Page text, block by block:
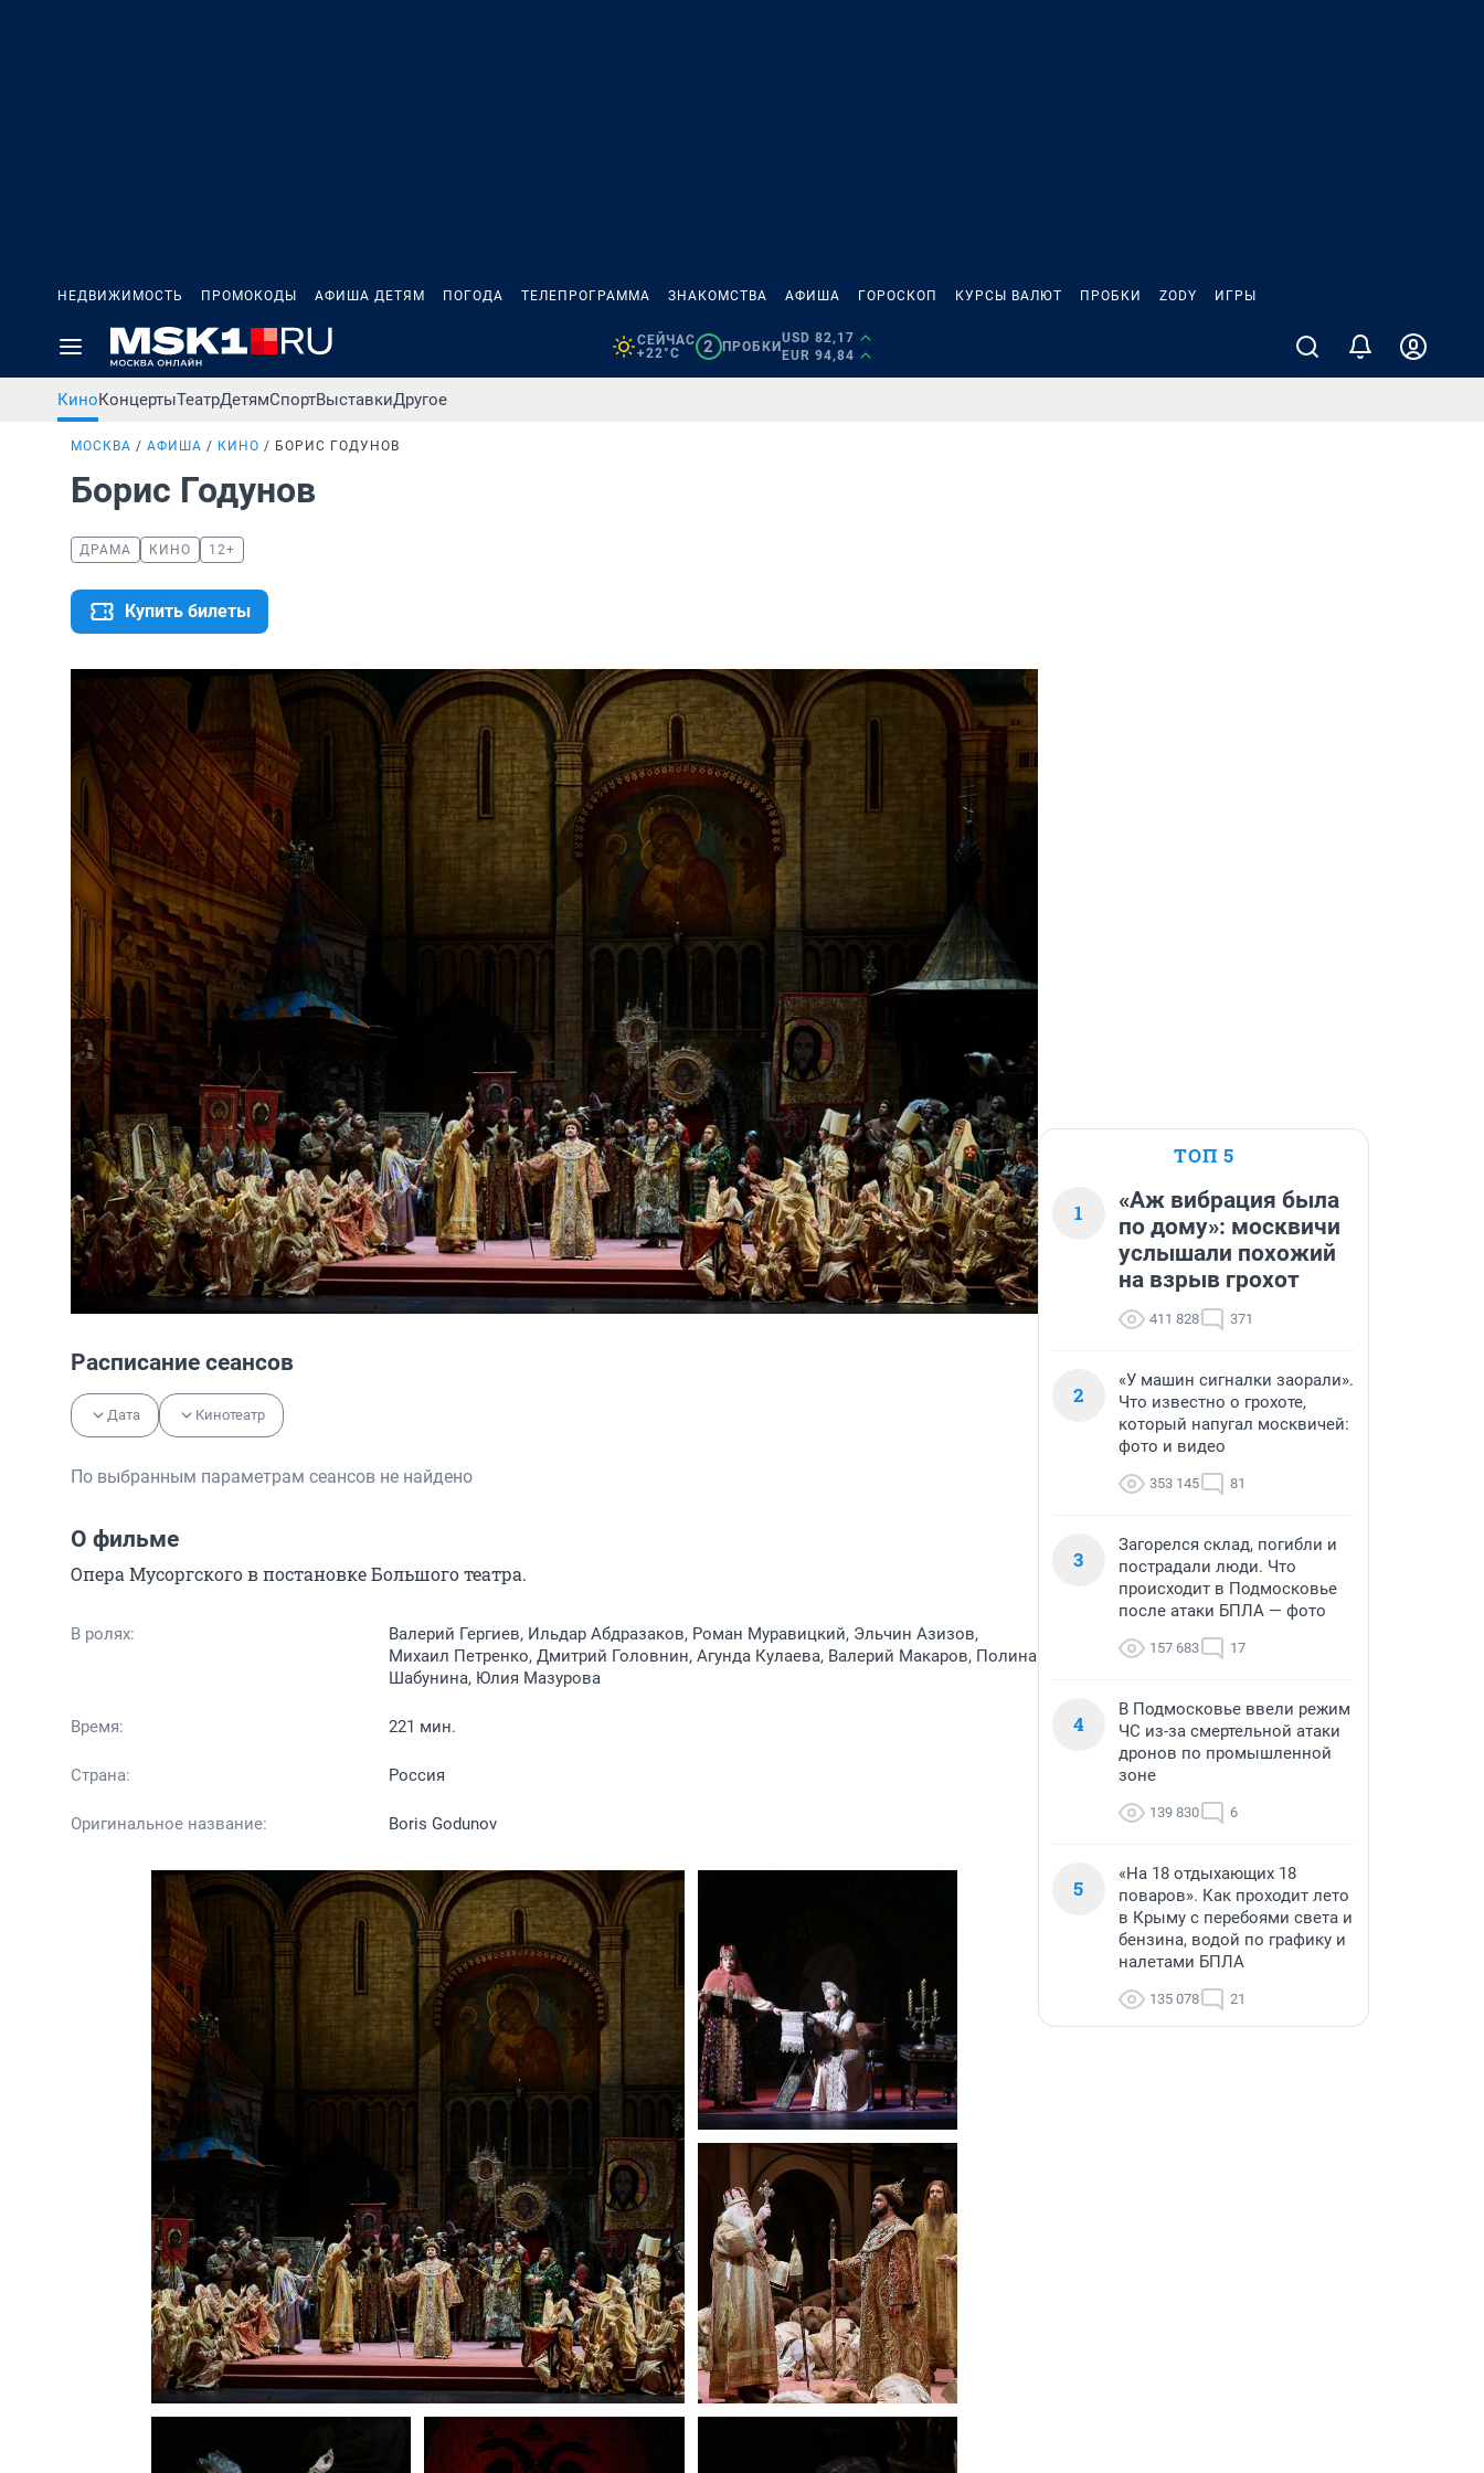
НЕДВИЖИМОСТЬ ПРОМОКОДЫ АФИША ДЕТЯМ ПОГОДА ТЕЛЕПРОГРАММА ЗНАКОМСТВА АФИША ГОРОСКОП КУРСЫ ВАЛЮТ ПРОБКИ ZODY ИГРЫ
СЕЙЧАС
+22°C
2 ПРОБКИ
USD 82,17
EUR 94,84
КиноКонцертыТеатрДетямСпортВыставкиДругое
МОСКВА АФИША КИНО БОРИС ГОДУНОВ
Борис Годунов
ДРАМА КИНО 12+
Купить билеты
Расписание сеансов
Дата Кинотеатр
По выбранным параметрам сеансов не найдено
О фильме
Опера Мусоргского в постановке Большого театра.
В ролях:
Валерий Гергиев, Ильдар Абдразаков, Роман Муравицкий, Эльчин Азизов,
Михаил Петренко, Дмитрий Головнин, Агунда Кулаева, Валерий Макаров, Полина
Шабунина, Юлия Мазурова
Время: 221 мин.
Страна: Россия
Оригинальное название: Boris Godunov
ТОП 5
1
«Аж вибрация была
по дому»: москвичи
услышали похожий
на взрыв грохот
411 828 371
2
«У машин сигналки заорали».
Что известно о грохоте,
который напугал москвичей:
фото и видео
353 145 81
3
Загорелся склад, погибли и
пострадали люди. Что
происходит в Подмосковье
после атаки БПЛА — фото
157 683 17
4
В Подмосковье ввели режим
ЧС из-за смертельной атаки
дронов по промышленной
зоне
139 830 6
5
«На 18 отдыхающих 18
поваров». Как проходит лето
в Крыму с перебоями света и
бензина, водой по графику и
налетами БПЛА
135 078 21